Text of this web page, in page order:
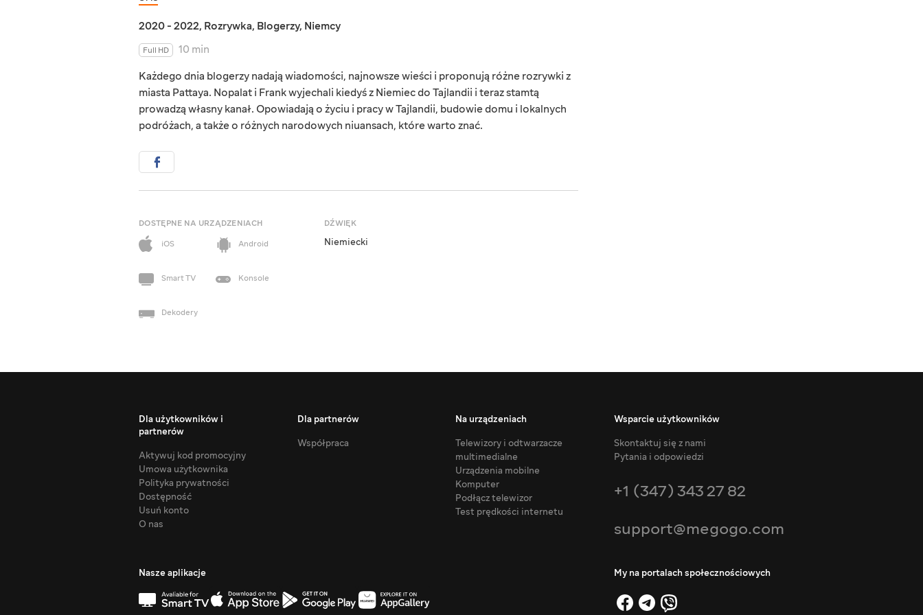
2020 - 2022, Rozrywka, Blogerzy, Niemcy
Full HD
10 min
Każdego dnia blogerzy nadają wiadomości, najnowsze wieści i proponują różne rozrywki z
miasta Pattaya. Nopalat i Frank wyjechali kiedyś z Niemiec do Tajlandii i teraz stamtą
prowadzą własny kanał. Opowiadają o życiu i pracy w Tajlandii, budowie domu i lokalnych
podróżach, a także o różnych narodowych niuansach, które warto znać.
DOSTĘPNE NA URZĄDZENIACH
iOS
Android
Smart TV Konsole
Dekodery
DŹWIĘK
Niemiecki
Dla użytkowników i
partnerów
Aktywuj kod promocyjny
Umowa użytkownika
Polityka prywatności
Dostępność
Usuń konto
O nas
Dla partnerów
Współpraca
Na urządzeniach
Telewizory i odtwarzacze
multimedialne
Urządzenia mobilne
Komputer
Podłącz telewizor
Test prędkości internetu
Wsparcie użytkowników
Skontaktuj się z nami
Pytania i odpowiedzi
+1 (347) 343 27 82
support@megogo.com
Nasze aplikacje My na portalach społecznościowych